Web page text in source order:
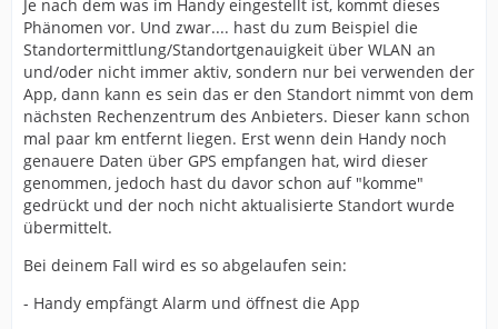
Je nach dem was im Handy eingestellt ist, kommt dieses
Phänomen vor. Und zwar.... hast du zum Beispiel die
Standortermittlung/Standortgenauigkeit über WLAN an
und/oder nicht immer aktiv, sondern nur bei verwenden der
App, dann kann es sein das er den Standort nimmt von dem
nächsten Rechenzentrum des Anbieters. Dieser kann schon
mal paar km entfernt liegen. Erst wenn dein Handy noch
genauere Daten über GPS empfangen hat, wird dieser
genommen, jedoch hast du davor schon auf "komme"
gedrückt und der noch nicht aktualisierte Standort wurde
übermittelt.
Bei deinem Fall wird es so abgelaufen sein:
- Handy empfängt Alarm und öffnest die App